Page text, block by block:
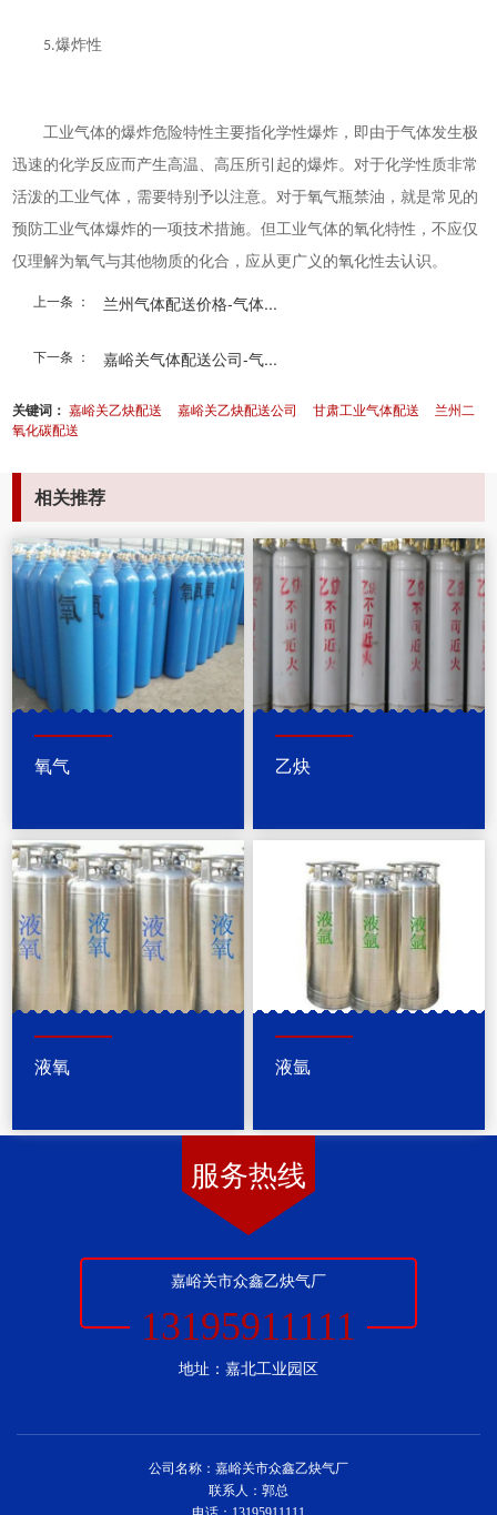
5.爆炸性
工业气体的爆炸危险特性主要指化学性爆炸，即由于气体发生极
迅速的化学反应而产生高温、高压所引起的爆炸。对于化学性质非常
活泼的工业气体，需要特别予以注意。对于氧气瓶禁油，就是常见的
预防工业气体爆炸的一项技术措施。但工业气体的氧化特性，不应仅
仅理解为氧气与其他物质的化合，应从更广义的氧化性去认识。
上一条 ： 兰州气体配送价格​-气体...
下一条 ： 嘉峪关气体配送公司​-气...
关键词：嘉峪关乙炔配送 嘉峪关乙炔配送公司 甘肃工业气体配送
兰州二
氧化碳配送
相关推荐
氧气 乙炔
液氧 液氩
服务热线
嘉峪关市众鑫乙炔气厂
13195911111
地址：嘉北工业园区
公司名称：嘉峪关市众鑫乙炔气厂
联系人：郭总